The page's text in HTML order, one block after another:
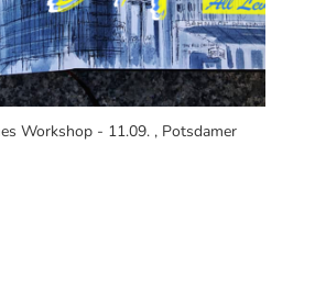
Workshop - 11.09. , Potsdamer